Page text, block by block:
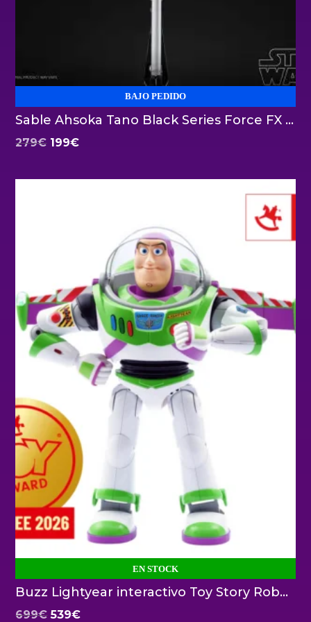
BAJO PEDIDO
Sable Ahsoka Tano Black Series Force FX Elite Hasbro
279€ El
precio
199€El
precio
EN STOCK
Buzz Lightyear interactivo Toy Story Robosen
699€ El
539€El